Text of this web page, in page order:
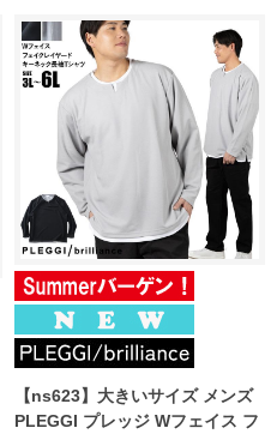
【ns623】大きいサイズ メンズ
PLEGGI プレッジ Wフェイス フ